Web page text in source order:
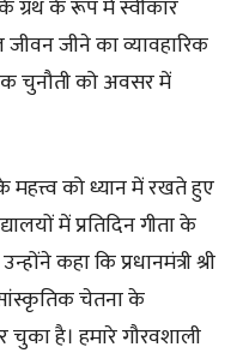
ग्रंथ के रूप में स्वीकार
जीने का व्यावहारिक
चुनौती को अवसर में
महत्त्व को ध्यान में रखते हुए
में प्रतिदिन गीता के
कहा कि प्रधानमंत्री श्री
चेतना के
है। हमारे गौरवशाली